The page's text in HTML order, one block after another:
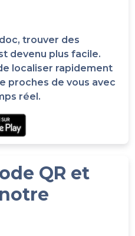
trouver des
devenu plus facile.
localiser rapidement
proches de vous avec
réel.
QR et